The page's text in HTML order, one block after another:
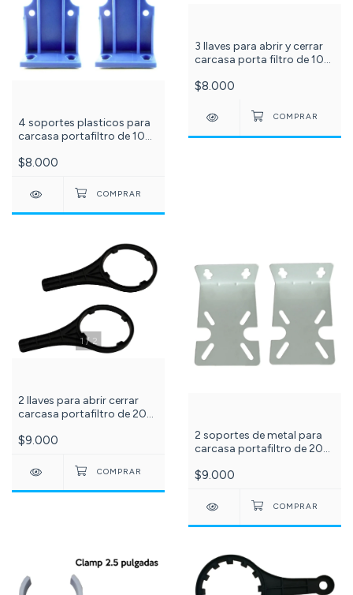
4 soportes plasticos para
carcasa portafiltro de 10
$8.000
3 llaves para abrir y cerrar
carcasa porta filtro de 10
$8.000
1 /2
2 llaves para abrir cerrar
carcasa portafiltro de 20
$9.000
2 soportes de metal para
carcasa portafiltro de 20
$9.000